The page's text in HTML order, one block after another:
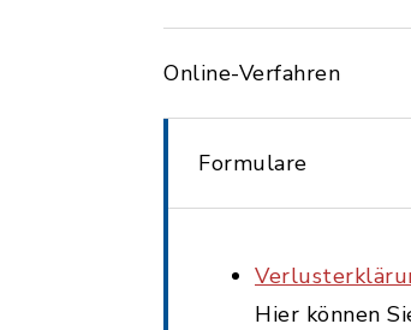
Online-Verfahren
Formulare
Hier können